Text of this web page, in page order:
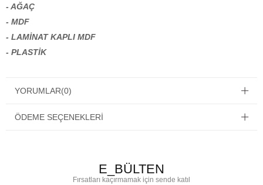
- AĞAÇ
- MDF
- LAMİNAT KAPLI MDF
- PLASTİK
YORUMLAR(0)
ÖDEME SEÇENEKLERI
E_BÜLTEN
Fırsatları kaçırmamak için sende katıl